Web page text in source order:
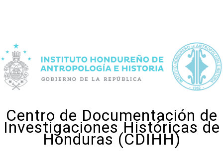
Centro de Documentación de
Investigaciones Históricas de
Honduras (CDIHH)